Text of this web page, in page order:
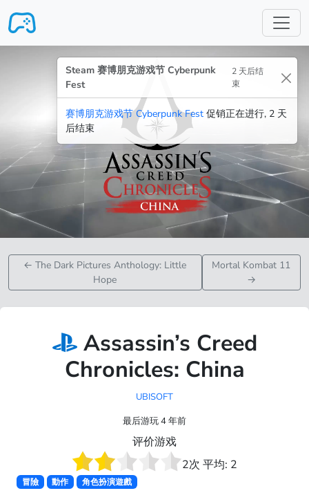
Steam 赛博朋克游戏节 Cyberpunk
Fest
2 天后结
束
赛博朋克游戏节 Cyberpunk Fest 促销正在进行, 2 天
后结束
← The Dark Pictures Anthology: Little
Hope
Mortal Kombat 11
→
Assassin’s Creed
Chronicles: China
UBISOFT
最后游玩 4 年前
评价游戏
2次 平均: 2
冒險 動作 角色扮演遊戲